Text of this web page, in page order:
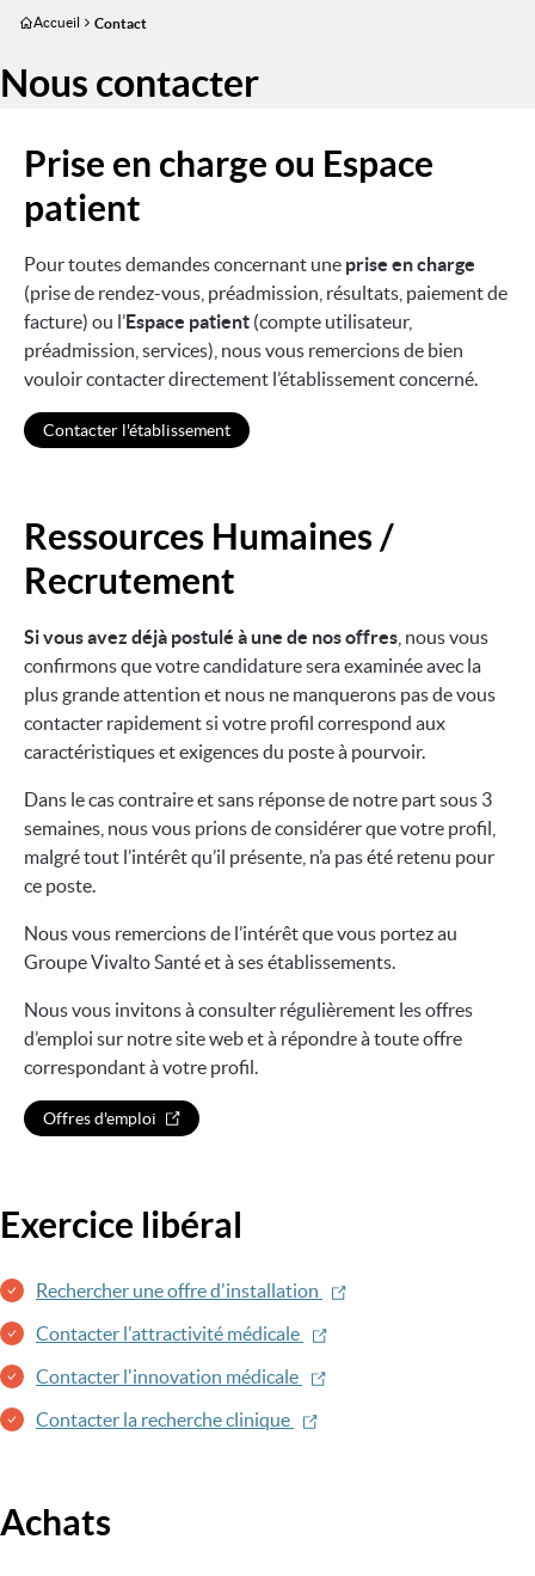
Aller
contenu
principal
Accueil Contact
Nous contacter
Prise en charge ou Espace
patient
Pour toutes demandes concernant une prise en charge
(prise de rendez-vous, préadmission, résultats, paiement de
facture) ou l’Espace patient (compte utilisateur,
préadmission, services), nous vous remercions de bien
vouloir contacter directement l’établissement concerné.
Contacter l'établissement
Ressources Humaines /
Recrutement
Si vous avez déjà postulé à une de nos offres , nous vous
confirmons que votre candidature sera examinée avec la
plus grande attention et nous ne manquerons pas de vous
contacter rapidement si votre profil correspond aux
caractéristiques et exigences du poste à pourvoir.
Dans le cas contraire et sans réponse de notre part sous 3
semaines, nous vous prions de considérer que votre profil,
malgré tout l’intérêt qu’il présente, n’a pas été retenu pour
ce poste.
Nous vous remercions de l’intérêt que vous portez au
Groupe Vivalto Santé et à ses établissements.
Nous vous invitons à consulter régulièrement les offres
d’emploi sur notre site web et à répondre à toute offre
correspondant à votre profil.
Offres d'emploi
Exercice libéral
Rechercher une offre d'installation
Contacter l'attractivité médicale
Contacter l'innovation médicale
Contacter la recherche clinique
Achats